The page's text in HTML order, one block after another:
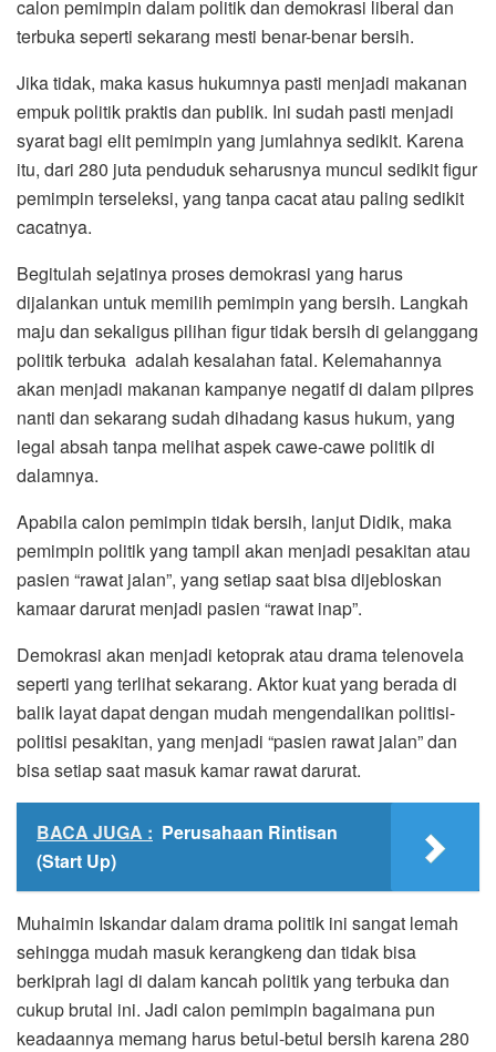
calon pemimpin dalam politik dan demokrasi liberal dan
terbuka seperti sekarang mesti benar-benar bersih.
Jika tidak, maka kasus hukumnya pasti menjadi makanan
empuk politik praktis dan publik. Ini sudah pasti menjadi
syarat bagi elit pemimpin yang jumlahnya sedikit. Karena
itu, dari 280 juta penduduk seharusnya muncul sedikit figur
pemimpin terseleksi, yang tanpa cacat atau paling sedikit
cacatnya.
Begitulah sejatinya proses demokrasi yang harus
dijalankan untuk memilih pemimpin yang bersih. Langkah
maju dan sekaligus pilihan figur tidak bersih di gelanggang
politik terbuka adalah kesalahan fatal. Kelemahannya
akan menjadi makanan kampanye negatif di dalam pilpres
nanti dan sekarang sudah dihadang kasus hukum, yang
legal absah tanpa melihat aspek cawe-cawe politik di
dalamnya.
Apabila calon pemimpin tidak bersih, lanjut Didik, maka
pemimpin politik yang tampil akan menjadi pesakitan atau
pasien “rawat jalan”, yang setiap saat bisa dijebloskan
kamaar darurat menjadi pasien “rawat inap”.
Demokrasi akan menjadi ketoprak atau drama telenovela
seperti yang terlihat sekarang. Aktor kuat yang berada di
balik layat dapat dengan mudah mengendalikan politisi-
politisi pesakitan, yang menjadi “pasien rawat jalan” dan
bisa setiap saat masuk kamar rawat darurat.
BACA JUGA : Perusahaan Rintisan
(Start Up)
Muhaimin Iskandar dalam drama politik ini sangat lemah
sehingga mudah masuk kerangkeng dan tidak bisa
berkiprah lagi di dalam kancah politik yang terbuka dan
cukup brutal ini. Jadi calon pemimpin bagaimana pun
keadaannya memang harus betul-betul bersih karena 280